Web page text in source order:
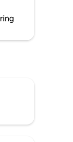
la